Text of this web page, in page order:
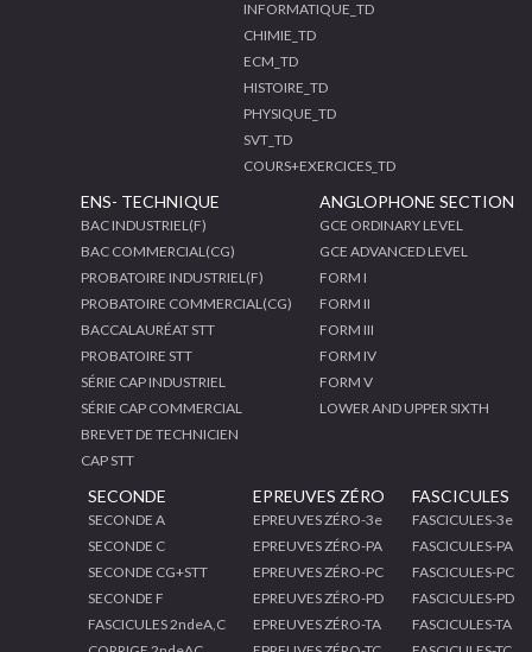
INFORMATIQUE_TD
CHIMIE_TD
ECM_TD
HISTOIRE_TD
PHYSIQUE_TD
SVT_TD
COURS+EXERCICES_TD
ENS- TECHNIQUE
BAC INDUSTRIEL(F)
BAC COMMERCIAL(CG)
PROBATOIRE INDUSTRIEL(F)
PROBATOIRE COMMERCIAL(CG)
BACCALAURÉAT STT
PROBATOIRE STT
SÉRIE CAP INDUSTRIEL
SÉRIE CAP COMMERCIAL
BREVET DE TECHNICIEN
CAP STT
ANGLOPHONE SECTION
GCE ORDINARY LEVEL
GCE ADVANCED LEVEL
FORM I
FORM II
FORM III
FORM IV
FORM V
LOWER AND UPPER SIXTH
SECONDE
SECONDE A
SECONDE C
SECONDE CG+STT
SECONDE F
FASCICULES 2ndeA,C
EPREUVES ZÉRO
EPREUVES ZÉRO-3e
EPREUVES ZÉRO-PA
EPREUVES ZÉRO-PC
EPREUVES ZÉRO-PD
EPREUVES ZÉRO-TA
FASCICULES
FASCICULES-3e
FASCICULES-PA
FASCICULES-PC
FASCICULES-PD
FASCICULES-TA